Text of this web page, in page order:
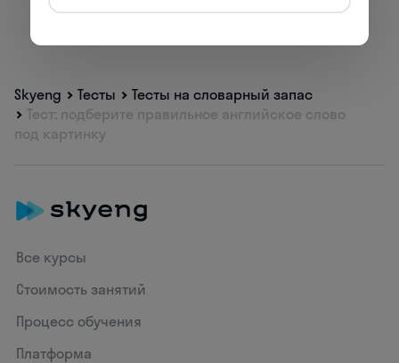
Skyeng Тесты
Тесты на словарный запас
Тест: подберите правильное английское слово
под картинку
Все курсы
Стоимость занятий
Процесс обучения
Платформа